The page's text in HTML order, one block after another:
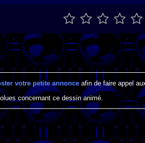
votre petite annonce afin de faire appel
concernant ce dessin animé.